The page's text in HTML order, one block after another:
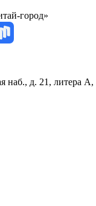
город»
наб., д. 21, литера А,